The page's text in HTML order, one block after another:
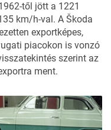
től jött a 1221
km/h-val. A Škoda
exportképes,
piacokon is vonzó
szerint az
ment.